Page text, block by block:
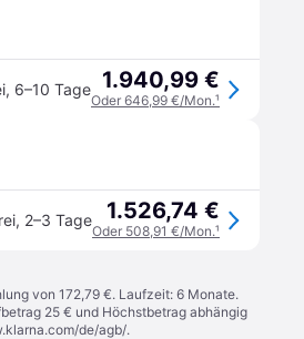
, 6–10 Tage 1.940,99 €
Oder 646,99 €/Mon.¹
, 2–3 Tage 1.526,74 €
Oder 508,91 €/Mon.¹
von 172,79 €. Laufzeit: 6 Monate.
25 € und Höchstbetrag abhängig
de/agb/.